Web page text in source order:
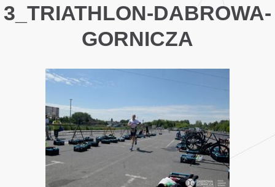
3_TRIATHLON-DABROWA-
GORNICZA